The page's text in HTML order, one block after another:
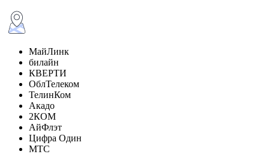
МайЛинк
билайн
КВЕРТИ
ОблТелеком
ТелинКом
Акадо
2КОМ
АйФлэт
Цифра Один
МТС